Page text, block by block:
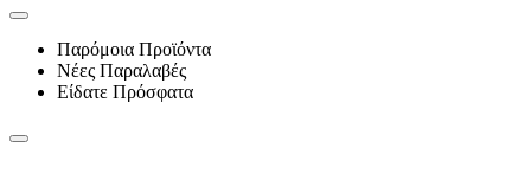
Παρόμοια Προϊόντα
Νέες Παραλαβές
Είδατε Πρόσφατα